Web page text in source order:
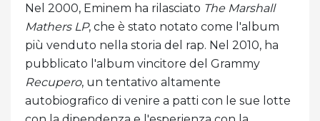
Nel 2000, Eminem ha rilasciato The Marshall
Mathers LP, che è stato notato come l'album
più venduto nella storia del rap. Nel 2010, ha
pubblicato l'album vincitore del Grammy
Recupero, un tentativo altamente
autobiografico di venire a patti con le sue lotte